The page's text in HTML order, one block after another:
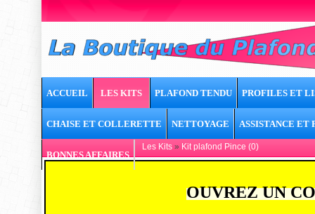
ACCUEIL LES KITS PLAFOND TENDU PROFILES ET
CHAISE ET COLLERETTE NETTOYAGE ASSISTANCE ET
BONNES AFFAIRES
Les Kits » Kit plafond Pince (0)
OUVREZ UN